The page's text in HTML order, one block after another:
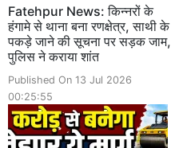
Fatehpur News: किन्नरों के
हंगामे से थाना बना रणक्षेत्र, साथी के
पकड़े जाने की सूचना पर सड़क जाम,
पुलिस ने कराया शांत
Published On 13 Jul 2026
00:25:55